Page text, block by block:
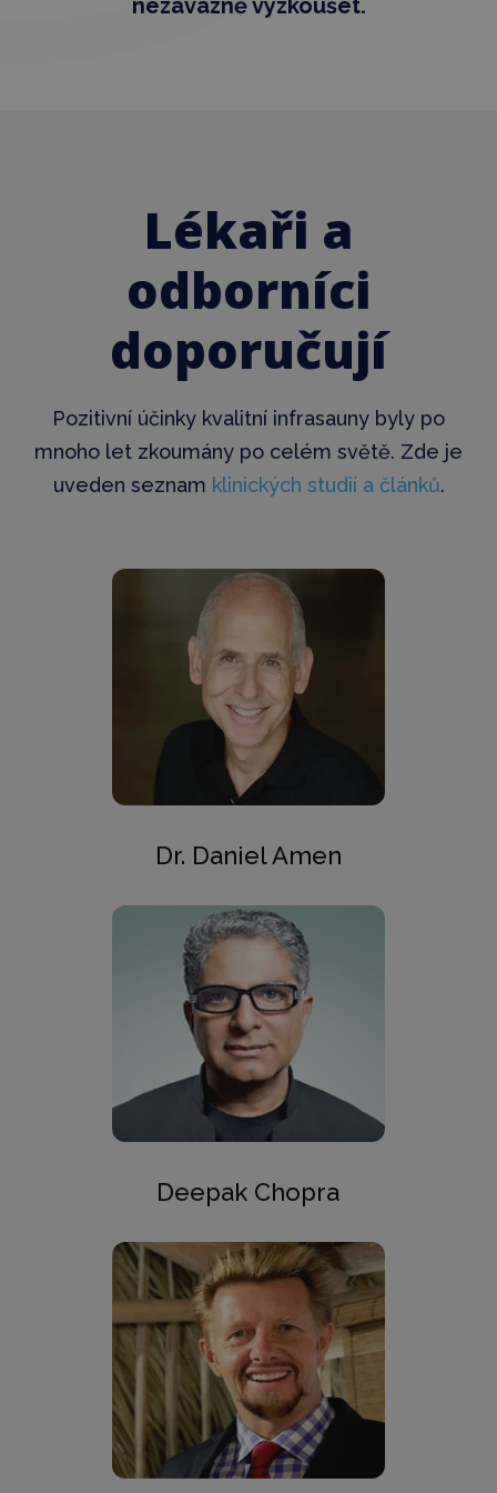
Lékaři a
odborníci
doporučují
Pozitivní účinky kvalitní infrasauny byly po
mnoho let zkoumány po celém světě. Zde je
uveden seznam klinických studií a článků.
Dr. Daniel Amen
Deepak Chopra